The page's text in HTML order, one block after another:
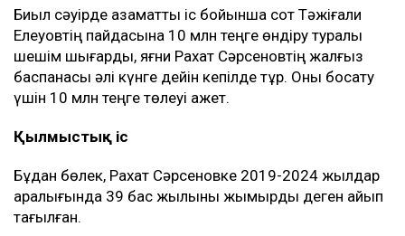
Биыл сәуірде азаматтық іс бойынша сот Тәжіғали
Елеуовтің пайдасына 10 млн теңге өндіру туралы
шешім шығарды, яғни Рахат Сәрсеновтің жалғыз
баспанасы әлі күнге дейін кепілде тұр. Оны босату
үшін 10 млн теңге төлеуі қажет.
Қылмыстық іс
Бұдан бөлек, Рахат Сәрсеновке 2019-2024 жылдар
аралығында 39 бас жылқыны жымқырды деген айып
тағылған.